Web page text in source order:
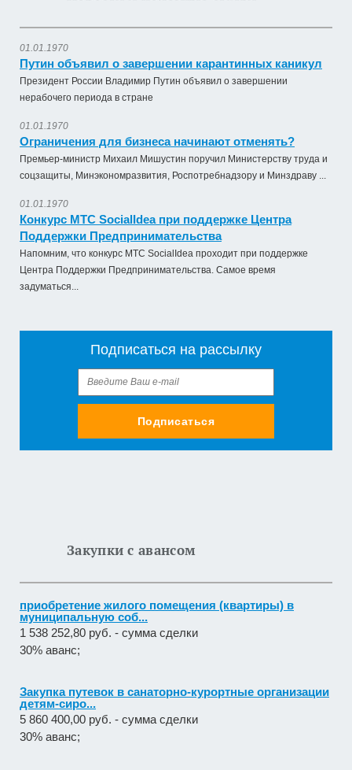
01.01.1970
Путин объявил о завершении карантинных каникул
Президент России Владимир Путин объявил о завершении
нерабочего периода в стране
01.01.1970
Ограничения для бизнеса начинают отменять?
Премьер-министр Михаил Мишустин поручил Министерству труда и
соцзащиты, Минэкономразвития, Роспотребнадзору и Минздраву ...
01.01.1970
Конкурс МТС SocialIdea при поддержке Центра
Поддержки Предпринимательства
Напомним, что конкурс МТС SocialIdea проходит при поддержке
Центра Поддержки Предпринимательства. Самое время
задуматься...
Подписаться на рассылку
Подписаться
Закупки с авансом
приобретение жилого помещения (квартиры) в
муниципальную соб...
1 538 252,80 руб. - сумма сделки
30% аванс;
Закупка путевок в санаторно-курортные организации
детям-сиро...
5 860 400,00 руб. - сумма сделки
30% аванс;